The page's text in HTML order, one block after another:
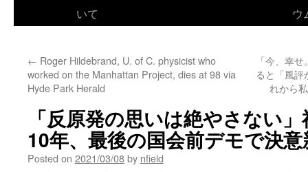
いて
ウ
← Roger Hildebrand, U. of C. physicist who
worked on the Manhattan Project, dies at 98 via
Hyde Park Herald
「今、幸
ると「風
れから
「反原発の思いは絶やさない
10年、最後の国会前デモで決
Posted on 2021/03/08by nfield